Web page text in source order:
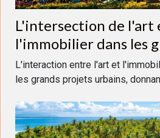
L'intersection de l'art
l'immobilier dans les
urbains
L'interaction entre l'art et
les grands projets urbains,